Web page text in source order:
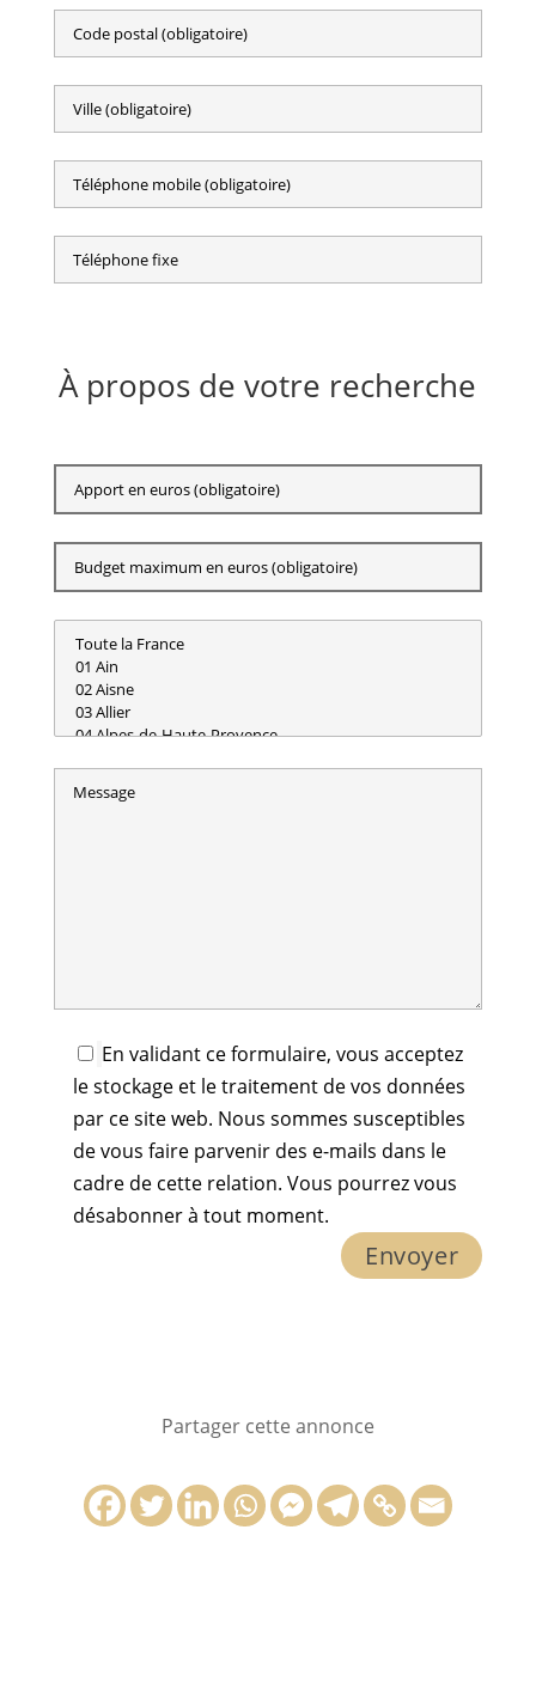
À propos de votre recherche
En validant ce formulaire, vous acceptez
le stockage et le traitement de vos données
par ce site web. Nous sommes susceptibles
de vous faire parvenir des e-mails dans le
cadre de cette relation. Vous pourrez vous
désabonner à tout moment.
Partager cette annonce